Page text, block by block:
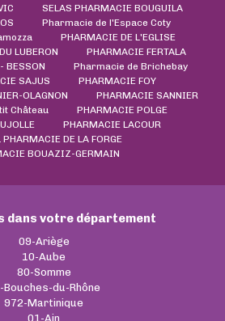
SELAS PHARMACIE BOUGUILA
Pharmacie de l'Espace Coty
PHARMACIE DE L'EGLISE
LUBERON
PHARMACIE FERTALA
BESSON
Pharmacie de Brichebay
SAJUS
PHARMACIE FOY
OLAGNON
PHARMACIE SANNIER
Château
PHARMACIE POLGE
PHARMACIE LACOUR
PHARMACIE DE LA FORGE
BOUAZIZ-GERMAIN
dans votre département
09-Ariège
10-Aube
80-Somme
Bouches-du-Rhône
972-Martinique
01-Ain